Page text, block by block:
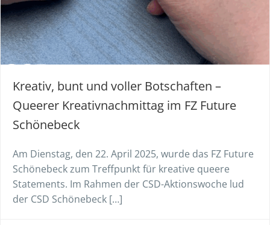
Kreativ, bunt und voller Botschaften –
Queerer Kreativnachmittag im FZ Future
Schönebeck
Am Dienstag, den 22. April 2025, wurde das FZ Future
Schönebeck zum Treffpunkt für kreative queere
Statements. Im Rahmen der CSD-Aktionswoche lud
der CSD Schönebeck […]